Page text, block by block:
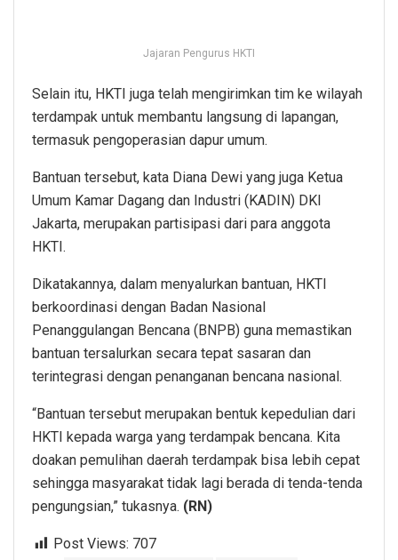
Jajaran Pengurus HKTI
Selain itu, HKTI juga telah mengirimkan tim ke wilayah
terdampak untuk membantu langsung di lapangan,
termasuk pengoperasian dapur umum.
Bantuan tersebut, kata Diana Dewi yang juga Ketua
Umum Kamar Dagang dan Industri (KADIN) DKI
Jakarta, merupakan partisipasi dari para anggota
HKTI.
Dikatakannya, dalam menyalurkan bantuan, HKTI
berkoordinasi dengan Badan Nasional
Penanggulangan Bencana (BNPB) guna memastikan
bantuan tersalurkan secara tepat sasaran dan
terintegrasi dengan penanganan bencana nasional.
“Bantuan tersebut merupakan bentuk kepedulian dari
HKTI kepada warga yang terdampak bencana. Kita
doakan pemulihan daerah terdampak bisa lebih cepat
sehingga masyarakat tidak lagi berada di tenda-tenda
pengungsian,” tukasnya. (RN)
Post Views: 707